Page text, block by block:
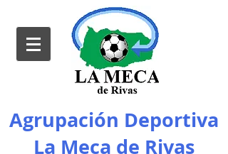
Agrupación Deportiva
La Meca de Rivas